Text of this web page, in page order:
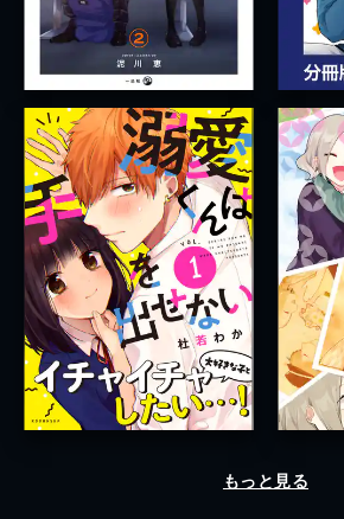
もっと見る